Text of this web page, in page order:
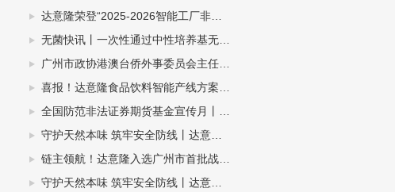
达意隆荣登“2025-2026智能工厂非标定制自动化集成商百强榜” ——智造实力再获业界权威认可
无菌快讯丨一次性通过中性培养基无菌验证！达意隆四条高速无菌整线落地中山东鹏
广州市政协港澳台侨外事委员会主任冯广俊一行莅临达意隆调研指导
喜报！达意隆食品饮料智能产线方案顺利通过工信部 “揭榜挂帅”项目验收
全国防范非法证券期货基金宣传月丨拒绝非法荐股诱惑，筑牢理性投资防线
守护天然本味 筑牢安全防线丨达意隆无菌线赋能中性植物蛋白饮料全域发展（杏仁露篇）
链主领航！达意隆入选广州市首批战略性产业集群链主企业
守护天然本味 筑牢安全防线丨达意隆无菌线赋能中性植物蛋白饮料全域发展（豆奶篇）